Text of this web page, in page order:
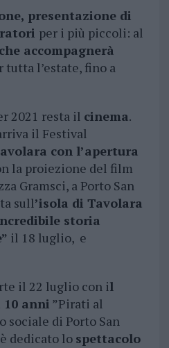
presentazione di
per i più piccoli: al
accompagnerà
l’estate, fino a
2021 resta il cinema.
il Festival
con l’apertura
la proiezione del film
Gramsci, a Porto San
sull’isola di Tavolara
storia
il 18 luglio, e
il 22 luglio con il
anni ”Pirati al
sociale di Porto San
dedicato lo spettacolo